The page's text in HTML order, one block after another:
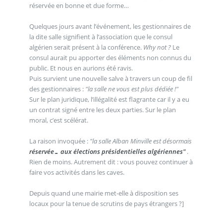
réservée en bonne et due forme…
Quelques jours avant l’événement, les gestionnaires de
la dite salle signifient à l’association que le consul
algérien serait présent à la conférence. Why not ?Le
consul aurait pu apporter des éléments non connus du
public. Et nous en aurions été ravis.
Puis survient une nouvelle salve à travers un coup de fil
des gestionnaires : "la salle ne vous est plus dédiée !"
Sur le plan juridique, l’illégalité est flagrante car il y a eu
un contrat signé entre les deux parties. Sur le plan
moral, c’est scélérat.
La raison invoquée : "la salle Alban Minville est désormais
réservée… aux élections présidentielles algériennes" .
Rien de moins. Autrement dit : vous pouvez continuer à
faire vos activités dans les caves.
Depuis quand une mairie met-elle à disposition ses
locaux pour la tenue de scrutins de pays étrangers ?]